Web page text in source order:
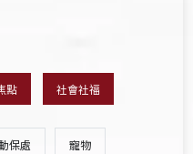
點 社會社福
保處 寵物